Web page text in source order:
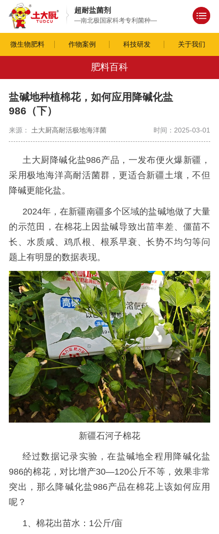
超耐盐菌剂
—南北极国家科考专利菌种—
微生物肥料 作物案例 科技研发 关于我们
肥料百科
盐碱地种植棉花，如何应用降碱化盐
986（下）
来源： 土大厨高耐活极地海洋菌 时间：2025-03-01
土大厨降碱化盐986产品，一发布便火爆新疆，
采用极地海洋高耐活菌群，更适合新疆土壤，不但
降碱更能化盐。
2024年，在新疆南疆多个区域的盐碱地做了大量
的示范田，在棉花上因盐碱导致出苗率差、僵苗不
长、水质咸、鸡爪根、根系早衰、长势不均匀等问
题上有明显的数据表现。
新疆石河子棉花
经过数据记录实验，在盐碱地全程用降碱化盐
986的棉花，对比增产30—120公斤不等，效果非常
突出，那么降碱化盐986产品在棉花上该如何应用
呢？
1、棉花出苗水：1公斤/亩